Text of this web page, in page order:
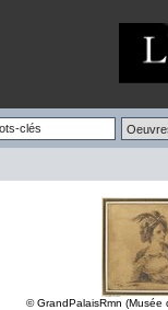
© GrandPalaisRmn (Musée